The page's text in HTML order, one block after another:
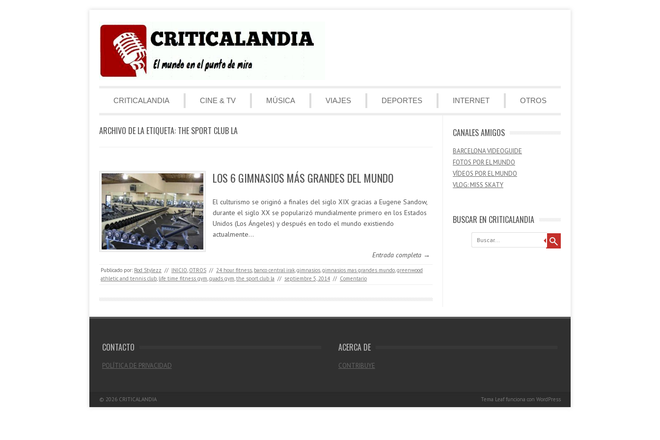
Menú
CRITICALANDIA
CINE & TV MÚSICA VIAJES DEPORTES INTERNET OTROS
ARCHIVO DE LA ETIQUETA: THE SPORT CLUB LA
LOS 6 GIMNASIOS MÁS GRANDES DEL MUNDO
El culturismo se originó a finales del siglo XIX gracias a Eugene Sandow,
durante el siglo XX se popularizó mundialmente primero en los Estados
Unidos (Los Ángeles) y después en todo el mundo existiendo
actualmente…
Entrada completa →
Publicado por: Rod Stylezz // INICIO, OTROS // 24 hour fitness, banco central irak,gimnasios,gimnasios mas grandes mundo,greenwood
athletic and tennis club, life time fitness gym,quads gym,the sport club la // septiembre 5, 2014 // Comentario
CANALES AMIGOS
BARCELONA VIDEOGUIDE
FOTOS POR EL MUNDO
VÍDEOS POR EL MUNDO
VLOG: MISS SKATY
BUSCAR EN CRITICALANDIA
Buscar
CONTACTO
POLÍTICA DE PRIVACIDAD
ACERCA DE
CONTRIBUYE
© 2026 CRITICALANDIA Tema Leaffunciona con WordPress